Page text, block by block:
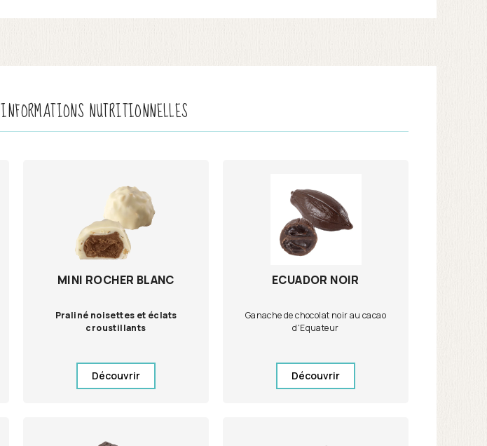
INFORMATIONS NUTRITIONNELLES
MINI ROCHER BLANC
Praliné noisettes et éclats
croustillants
Découvrir
ECUADOR NOIR
Ganache de chocolat noir au cacao
d'Equateur
Découvrir